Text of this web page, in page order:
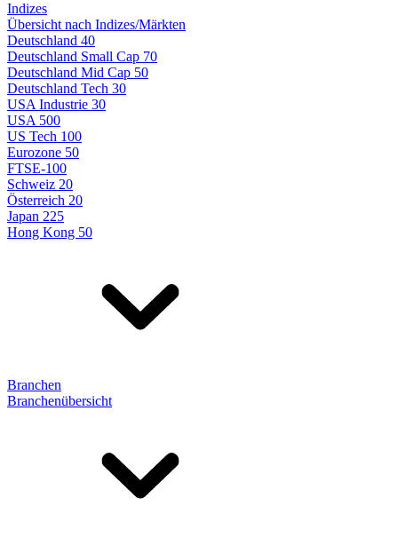
Indizes
Übersicht nach Indizes/Märkten
Deutschland 40
Deutschland Small Cap 70
Deutschland Mid Cap 50
Deutschland Tech 30
USA Industrie 30
USA 500
US Tech 100
Eurozone 50
FTSE-100
Schweiz 20
Österreich 20
Japan 225
Hong Kong 50
Branchen
Branchenübersicht